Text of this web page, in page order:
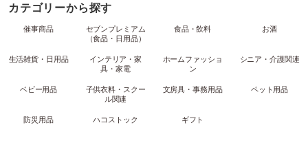
カテゴリーから探す
催事商品
セブンプレミアム
（食品・日用品）
食品・飲料 お酒
生活雑貨・日用品
インテリア・家
具・家電
ホームファッショ
ン
シニア・介護関連
ベビー用品
子供衣料・スクー
ル関連
文房具・事務用品 ペット用品
防災用品 ハコストック ギフト